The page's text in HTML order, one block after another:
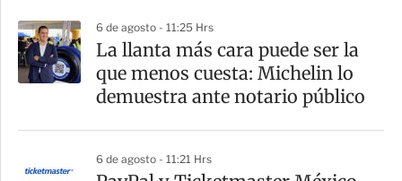
6 de agosto - 11:25 Hrs
La llanta más cara puede ser la
que menos cuesta: Michelin lo
demuestra ante notario público
6 de agosto - 11:21 Hrs